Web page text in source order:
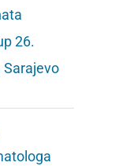
26.
Sarajevo